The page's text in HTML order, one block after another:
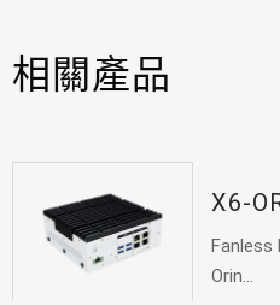
相關產品
X6-
Fanless
Orin...